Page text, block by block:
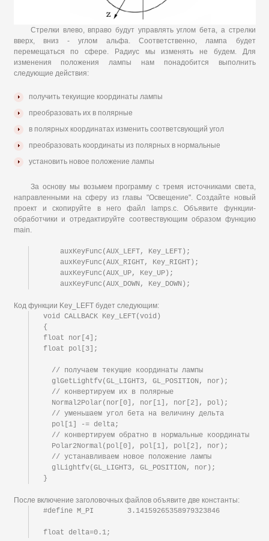
Стрелки влево, вправо будут управлять углом бета, а стрелки
вверх, вниз - углом альфа. Соответственно, лампа будет
перемещаться по сфере. Радиус мы изменять не будем. Для
изменения положения лампы нам понадобится выполнить
следующие действия:
получить текуищие координаты лампы
преобразовать их в полярные
в полярных координатах изменить соответсвующий угол
преобразовать координаты из полярных в нормальные
установить новое положение лампы
За основу мы возьмем программу с тремя источниками света,
направленными на сферу из главы "Освещение". Создайте новый
проект и скопируйте в него файл lamps.c. Объявите функции-
обработчики и отредактируйте соотвествующим образом функцию
main.
Код функции Key_LEFT будет следующим:
void CALLBACK Key_LEFT(void)
{
float nor[4];
float pol[3];
После включение заголовочных файлов объявите две константы:
#define M_PI        3.14159265358979323846